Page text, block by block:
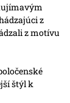
z
z motívu
štýl k